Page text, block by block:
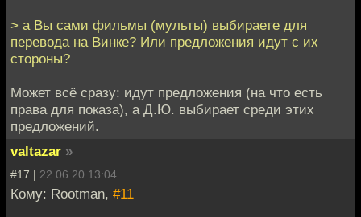
> а Вы сами фильмы (мульты) выбираете для
перевода на Винке? Или предложения идут с их
стороны?
Может всё сразу: идут предложения (на что есть
права для показа), а Д.Ю. выбирает среди этих
предложений.
valtazar »
#17 | 22.06.20 13:04
Кому: Rootman, #11